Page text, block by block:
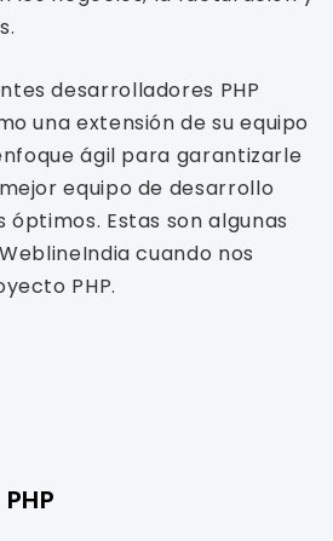
desarrolladores PHP
una extensión de su equipo
ágil para garantizarle
equipo de desarrollo
óptimos. Estas son algunas
cuando nos
PHP.